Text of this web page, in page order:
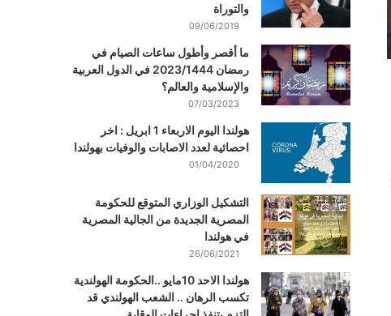
والتوراة
09/06/2019
ما أقصر وأطول ساعات الصيام في
رمضان 2023/1444 في الدول العربية
والإسلامية والعالم؟
07/03/2023
هولندا اليوم الاربعاء 1 ابريل : اخر
احصائية لعدد الاصابات والوفيات بهولندا
01/04/2020
التشكيل الوزاري المتوقع للحكومة
المصرية الجديدة من الجالية المصرية
في هولندا
26/06/2021
هولندا الاحد 10مايو ..الحكومة الهولندية
تكسب الرهان .. الشعب الهولندي قد